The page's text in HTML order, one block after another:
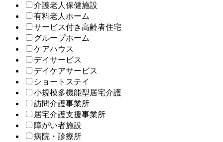
介護老人保健施設
有料老人ホーム
サービス付き高齢者住宅
グループホーム
ケアハウス
デイサービス
デイケアサービス
ショートステイ
小規模多機能型居宅介護
訪問介護事業所
居宅介護支援事業所
障がい者施設
病院・診療所